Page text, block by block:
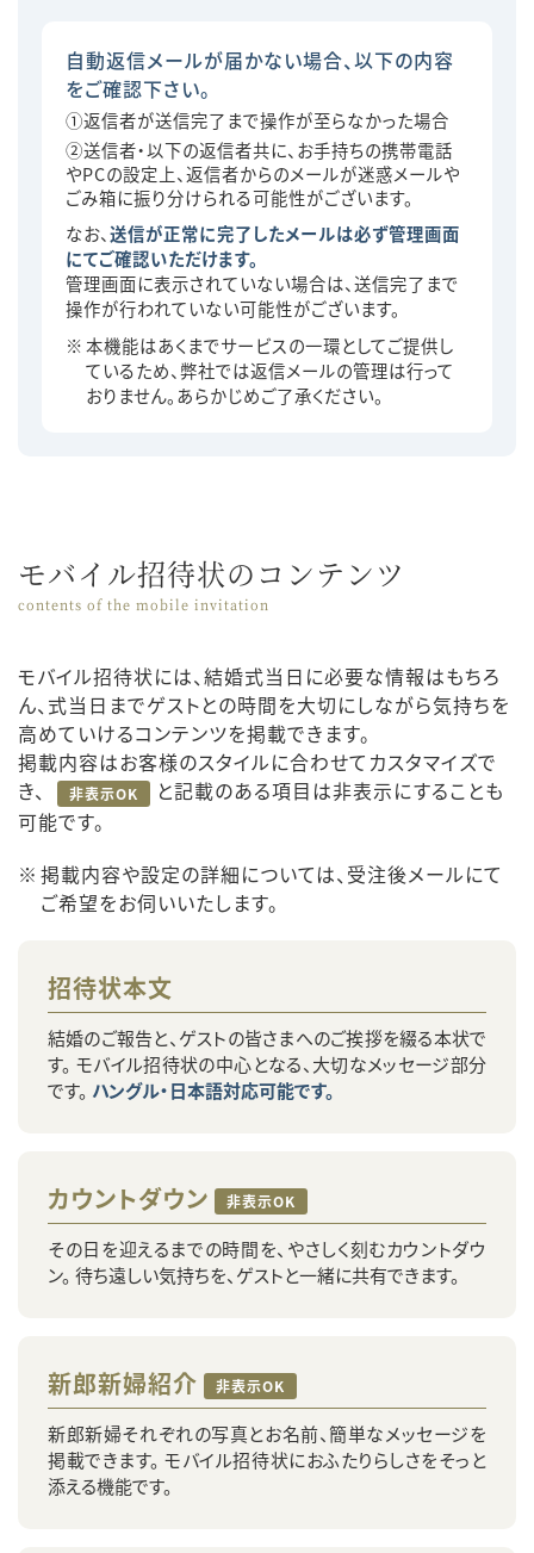
自動返信メールが届かない場合、以下の内容
をご確認下さい。
①返信者が送信完了まで操作が至らなかった場合
②送信者・以下の返信者共に、お手持ちの携帯電話
やPCの設定上、返信者からのメールが迷惑メールや
ごみ箱に振り分けられる可能性がございます。
なお、送信が正常に完了したメールは必ず管理画面
にてご確認いただけます。
管理画面に表示されていない場合は、送信完了まで
操作が行われていない可能性がございます。
本機能はあくまでサービスの一環としてご提供し
ているため、弊社では返信メールの管理は行って
おりません。あらかじめご了承ください。
モバイル招待状のコンテンツ
contents of the mobile invitation
モバイル招待状には、結婚式当日に必要な情報はもちろ
ん、式当日までゲストとの時間を大切にしながら気持ちを
高めていけるコンテンツを掲載できます。
掲載内容はお客様のスタイルに合わせてカスタマイズで
き、
非表示OK
と記載のある項目は非表示にすることも
可能です。
掲載内容や設定の詳細については、受注後メールにて
ご希望をお伺いいたします。
招待状本文
結婚のご報告と、ゲストの皆さまへのご挨拶を綴る本状で
す。 モバイル招待状の中心となる、大切なメッセージ部分
です。 ハングル・日本語対応可能です。
カウントダウン 非表示OK
その日を迎えるまでの時間を、やさしく刻むカウントダウ
ン。 待ち遠しい気持ちを、ゲストと一緒に共有できます。
新郎新婦紹介 非表示OK
新郎新婦それぞれの写真とお名前、簡単なメッセージを
掲載できます。 モバイル招待状におふたりらしさをそっと
添える機能です。